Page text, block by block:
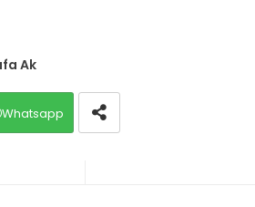
Ak
Whatsapp